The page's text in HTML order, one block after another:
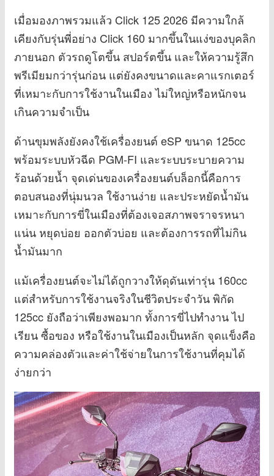
เมื่อมองภาพรวมแล้ว Click 125 2026 มีความใกล้
เคียงกับรุ่นพี่อย่าง Click 160 มากขึ้นในแง่ของบุคลิก
ภายนอก ตัวรถดูโตขึ้น สปอร์ตขึ้น และให้ความรู้สึก
พรีเมียมกว่ารุ่นก่อน แต่ยังคงขนาดและคาแรกเตอร์
ที่เหมาะกับการใช้งานในเมือง ไม่ใหญ่หรือหนักจน
เกินความจำเป็น
ด้านขุมพลังยังคงใช้เครื่องยนต์ eSP ขนาด 125cc
พร้อมระบบหัวฉีด PGM-FI และระบบระบายความ
ร้อนด้วยน้ำ จุดเด่นของเครื่องยนต์บล็อกนี้คือการ
ตอบสนองที่นุ่มนวล ใช้งานง่าย และประหยัดน้ำมัน
เหมาะกับการขี่ในเมืองที่ต้องเจอสภาพจราจรหนา
แน่น หยุดบ่อย ออกตัวบ่อย และต้องการรถที่ไม่กิน
น้ำมันมาก
แม้เครื่องยนต์จะไม่ได้ถูกวางให้ดุดันเท่ารุ่น 160cc
แต่สำหรับการใช้งานจริงในชีวิตประจำวัน พิกัด
125cc ยังถือว่าเพียงพอมาก ทั้งการขี่ไปทำงาน ไป
เรียน ซื้อของ หรือใช้งานในเมืองเป็นหลัก จุดแข็งคือ
ความคล่องตัวและค่าใช้จ่ายในการใช้งานที่คุมได้
ง่ายกว่า